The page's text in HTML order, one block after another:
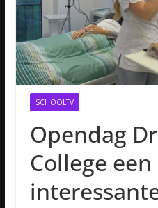
SCHOOLTV
Opendag
College een